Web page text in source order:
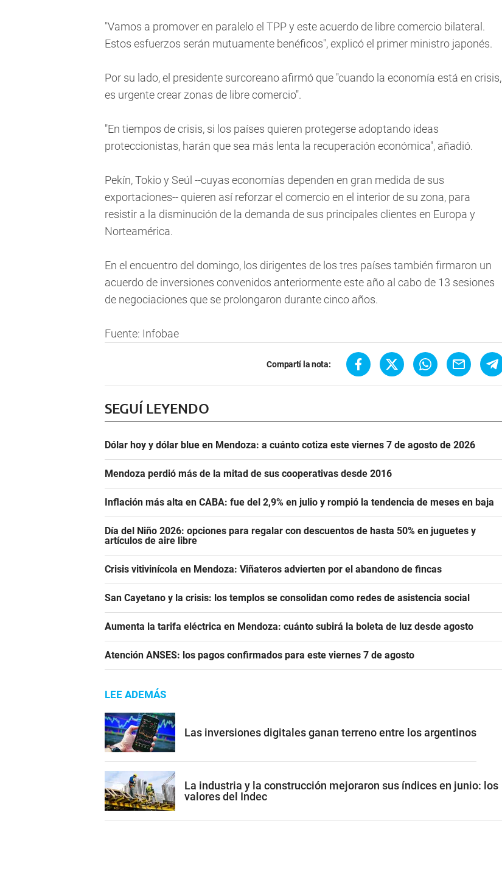
"Vamos a promover en paralelo el TPP y este acuerdo de libre comercio bilateral.
Estos esfuerzos serán mutuamente benéficos", explicó el primer ministro japonés.
Por su lado, el presidente surcoreano afirmó que "cuando la economía está en crisis,
es urgente crear zonas de libre comercio".
"En tiempos de crisis, si los países quieren protegerse adoptando ideas
proteccionistas, harán que sea más lenta la recuperación económica", añadió.
Pekín, Tokio y Seúl --cuyas economías dependen en gran medida de sus
exportaciones-- quieren así reforzar el comercio en el interior de su zona, para
resistir a la disminución de la demanda de sus principales clientes en Europa y
Norteamérica.
En el encuentro del domingo, los dirigentes de los tres países también firmaron un
acuerdo de inversiones convenidos anteriormente este año al cabo de 13 sesiones
de negociaciones que se prolongaron durante cinco años.
Fuente: Infobae
Compartí la nota:
SEGUÍ LEYENDO
Dólar hoy y dólar blue en Mendoza: a cuánto cotiza este viernes 7 de agosto de 2026
Mendoza perdió más de la mitad de sus cooperativas desde 2016
Inflación más alta en CABA: fue del 2,9% en julio y rompió la tendencia de meses en baja
Día del Niño 2026: opciones para regalar con descuentos de hasta 50% en juguetes y
artículos de aire libre
Crisis vitivinícola en Mendoza: Viñateros advierten por el abandono de fincas
San Cayetano y la crisis: los templos se consolidan como redes de asistencia social
Aumenta la tarifa eléctrica en Mendoza: cuánto subirá la boleta de luz desde agosto
Atención ANSES: los pagos confirmados para este viernes 7 de agosto
LEE ADEMÁS
Las inversiones digitales ganan terreno entre los argentinos
La industria y la construcción mejoraron sus índices en junio: los
valores del Indec